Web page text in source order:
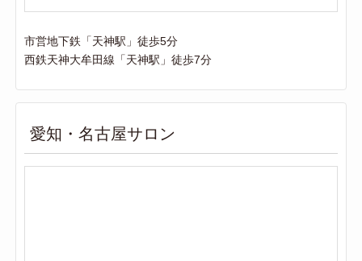
市営地下鉄「天神駅」徒歩5分
西鉄天神大牟田線「天神駅」徒歩7分
愛知・名古屋サロン